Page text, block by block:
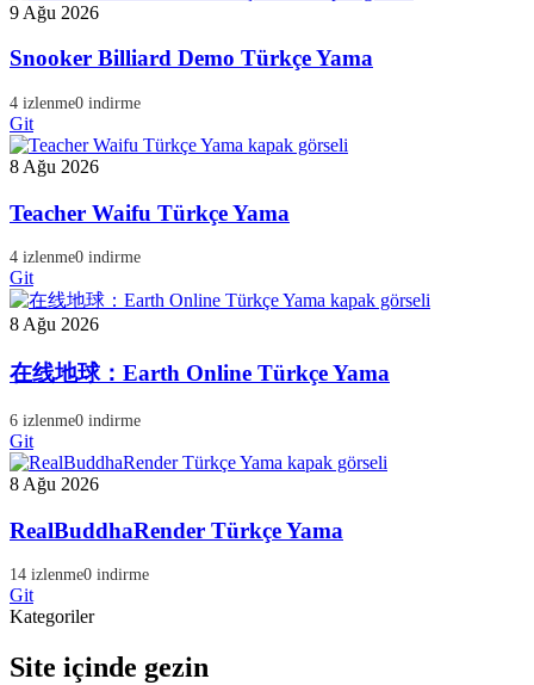
9 Ağu 2026
Snooker Billiard Demo Türkçe Yama
4 izlenme0 indirme
Git
8 Ağu 2026
Teacher Waifu Türkçe Yama
4 izlenme0 indirme
Git
8 Ağu 2026
在线地球：Earth Online Türkçe Yama
6 izlenme0 indirme
Git
8 Ağu 2026
RealBuddhaRender Türkçe Yama
14 izlenme0 indirme
Git
Kategoriler
Site içinde gezin